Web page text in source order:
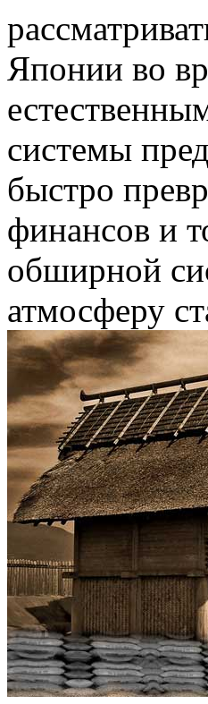
Японии во
системы
быстро
финансов и
обширной
атмосферу